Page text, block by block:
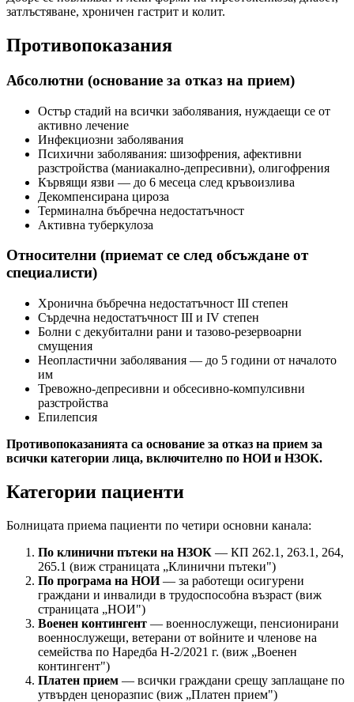
затлъстяване, хроничен гастрит и колит.
Противопоказания
Абсолютни (основание за отказ на прием)
Остър стадий на всички заболявания, нуждаещи се от
активно лечение
Инфекциозни заболявания
Психични заболявания: шизофрения, афективни
разстройства (маниакално-депресивни), олигофрения
Кървящи язви — до 6 месеца след кръвоизлива
Декомпенсирана цироза
Терминална бъбречна недостатъчност
Активна туберкулоза
Относителни (приемат се след обсъждане от
специалисти)
Хронична бъбречна недостатъчност III степен
Сърдечна недостатъчност III и IV степен
Болни с декубитални рани и тазово-резервоарни
смущения
Неопластични заболявания — до 5 години от началото
им
Тревожно-депресивни и обсесивно-компулсивни
разстройства
Епилепсия
Противопоказанията са основание за отказ на прием за
всички категории лица, включително по НОИ и НЗОК.
Категории пациенти
Болницата приема пациенти по четири основни канала:
По клинични пътеки на НЗОК — КП 262.1, 263.1, 264,
265.1 (виж страницата „Клинични пътеки")
По програма на НОИ— за работещи осигурени
граждани и инвалиди в трудоспособна възраст (виж
страницата „НОИ")
Военен контингент — военнослужещи, пенсионирани
военнослужещи, ветерани от войните и членове на
семейства по Наредба Н-2/2021 г. (виж „Военен
контингент")
Платен прием — всички граждани срещу заплащане по
утвърден ценоразпис (виж „Платен прием")